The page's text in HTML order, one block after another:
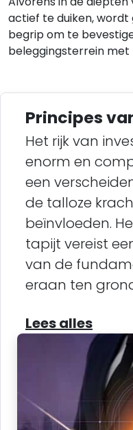
actief te duiken,
begrip om te
beleggingsterrein met
Principes
Het rijk van
enorm en
een
de talloze
beïnvloeden.
tapijt vereist
van de
eraan ten
Lees alles